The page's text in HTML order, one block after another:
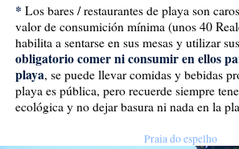
* Los bares / restaurantes de playa son
valor de consumición mínima (unos 40
habilita a sentarse en sus mesas y utilizar
obligatorio comer ni consumir en ellos
playa, se puede llevar comidas y bebidas
playa es pública, pero recuerde siempre
ecológica y no dejar basura ni nada en la
Praia do espelho